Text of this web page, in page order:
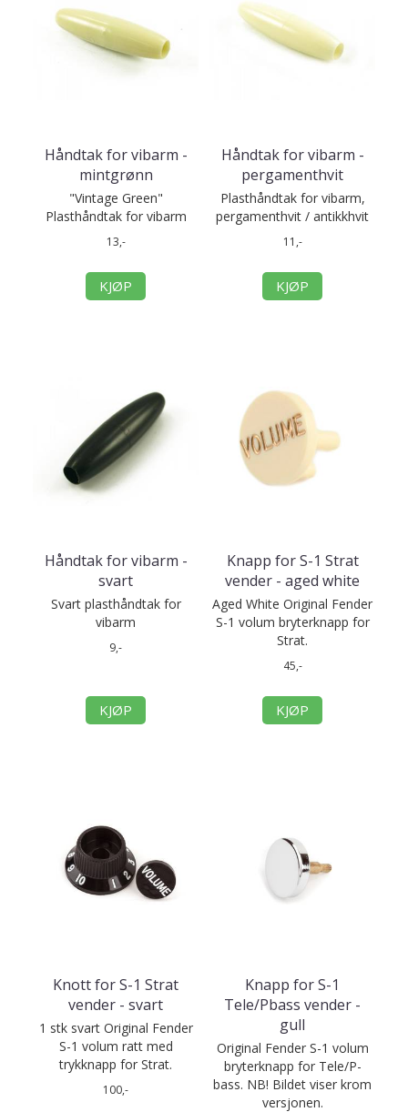
Håndtak for vibarm -
mintgrønn
"Vintage Green"
Plasthåndtak for vibarm
13,-
KJØP
Håndtak for vibarm -
pergamenthvit
Plasthåndtak for vibarm,
pergamenthvit / antikkhvit
11,-
KJØP
Håndtak for vibarm -
svart
Svart plasthåndtak for
vibarm
9,-
KJØP
Knapp for S-1 Strat
vender - aged white
Aged White Original Fender
S-1 volum bryterknapp for
Strat.
45,-
KJØP
Knott for S-1 Strat
vender - svart
1 stk svart Original Fender
S-1 volum ratt med
trykknapp for Strat.
100,-
Knapp for S-1
Tele/Pbass vender -
gull
Original Fender S-1 volum
bryterknapp for Tele/P-
bass. NB! Bildet viser krom
versjonen.